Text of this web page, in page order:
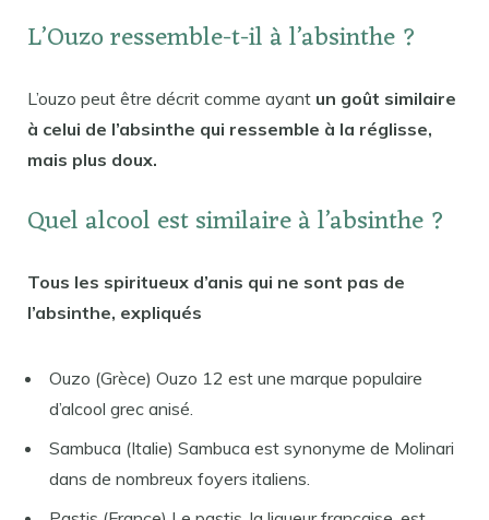
L’Ouzo ressemble-t-il à l’absinthe ?
L’ouzo peut être décrit comme ayant un goût similaire
à celui de l’absinthe qui ressemble à la réglisse,
mais plus doux.
Quel alcool est similaire à l’absinthe ?
Tous les spiritueux d’anis qui ne sont pas de
l’absinthe, expliqués
Ouzo (Grèce) Ouzo 12 est une marque populaire
d’alcool grec anisé.
Sambuca (Italie) Sambuca est synonyme de Molinari
dans de nombreux foyers italiens.